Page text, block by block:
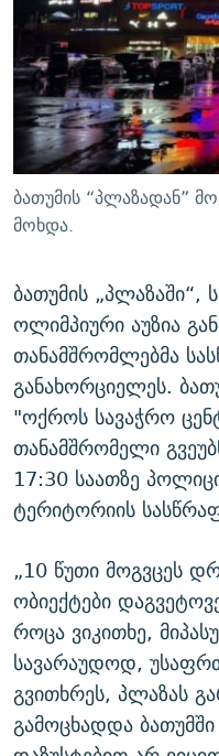
ᲛᲝᲚᲐᲞᲐᲠᲐᲙᲔ ᲢᲔᲥᲡᲢᲔᲑᲘ
ᲨᲘᲜ - ᲣᲪᲮᲝᲔᲗᲨᲘ
ᲚᲘᲢᲔᲠᲐᲢᲣᲠᲣᲚᲘ
ᲐᲛᲔᲠᲘᲙᲣᲚᲘ ᲛᲝᲗᲮᲠᲝᲑᲐ
ᲘᲛᲞᲔᲠᲘᲐ ᲓᲐ ᲠᲐᲓᲘᲝ
ᲩᲔᲛᲘ ᲡᲘᲙᲕᲓᲘᲚᲘᲡ
11 ᲬᲔᲚᲘ - 11 ᲐᲛᲑᲐᲕᲘ
ᲡᲐᲞᲐᲠᲚᲐᲛᲔᲜᲢᲝ
ᲑᲐᲕᲨᲕᲔᲑᲘ
5 ᲐᲛᲑᲐᲕᲘ - 20 ᲘᲕᲜᲘᲡᲡ
ᲐᲒᲕᲘᲡᲢᲝᲡ ᲝᲛᲘ
ᲒᲐᲛᲝᲘᲬᲔᲠᲔ
რთე/რთ-ის ყველა
ბათუმის “პლაზადან”
მოხდა.
ბათუმის
ოლიმპიური აუზია
თანამშრომლებმა
განახორციელეს.
"ოქროს სავაჭრო
თანამშრომელი
17:30 საათზე
ტერიტორიის
„10 წუთი მოგვცეს
ობიექტები
როცა ვიკითხე,
სავარაუდოდ,
გვითხრეს, პლაზას
გამოცხადდა